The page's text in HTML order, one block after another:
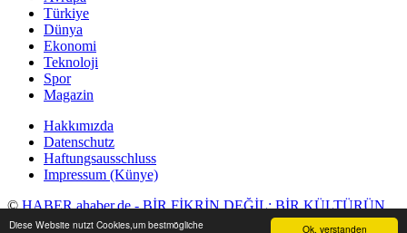
Ok, verstanden
Diese Website nutzt Cookies,um bestmögliche
Türkiye
Dünya
Ekonomi
Teknoloji
Spor
Magazin
Hakkımızda
Datenschutz
Haftungsausschluss
Impressum (Künye)
©HABER ahaber.de - BİR FİKRİN DEĞİL; BİR KÜLTÜRÜN
GAZETESİ2016 . Tüm Hakları Saklıdır.